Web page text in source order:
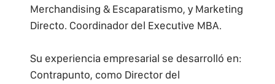
en cuenta al elaborar un Plan de Marketing.
Merchandising & Escaparatismo, y Marketing
Directo. Coordinador del Executive MBA.
Su experiencia empresarial se desarrolló en:
Contrapunto, como Director del